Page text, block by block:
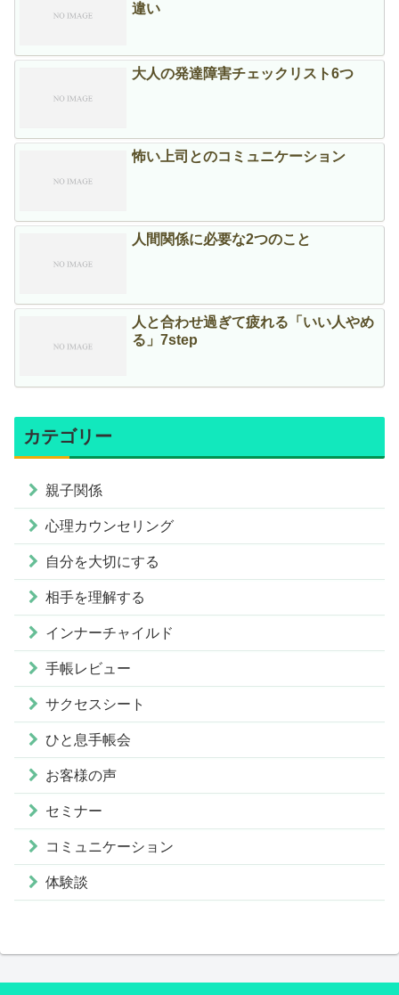
違い
大人の発達障害チェックリスト6つ
怖い上司とのコミュニケーション
人間関係に必要な2つのこと
人と合わせ過ぎて疲れる「いい人やめ
る」7step
カテゴリー
親子関係
心理カウンセリング
自分を大切にする
相手を理解する
インナーチャイルド
手帳レビュー
サクセスシート
ひと息手帳会
お客様の声
セミナー
コミュニケーション
体験談